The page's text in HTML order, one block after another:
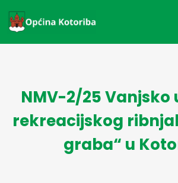
NMV-2/25 Vanjsko
rekreacijskog
graba“ u